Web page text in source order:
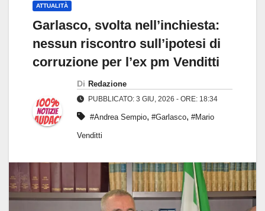
ATTUALITÀ
Garlasco, svolta nell’inchiesta:
nessun riscontro sull’ipotesi di
corruzione per l’ex pm Venditti
Di Redazione
PUBBLICATO: 3 GIU, 2026 - ORE: 18:34
#Andrea Sempio, #Garlasco, #Mario
Venditti